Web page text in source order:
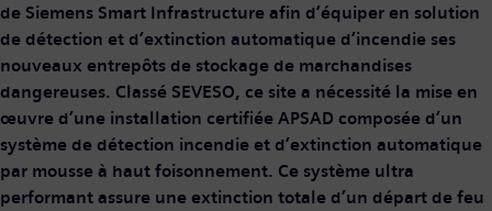
de Siemens Smart Infrastructure afin d’équiper en solution
de détection et d’extinction automatique d’incendie ses
nouveaux entrepôts de stockage de marchandises
dangereuses. Classé SEVESO, ce site a nécessité la mise en
œuvre d’une installation certifiée APSAD composée d’un
système de détection incendie et d’extinction automatique
par mousse à haut foisonnement. Ce système ultra
performant assure une extinction totale d’un départ de feu